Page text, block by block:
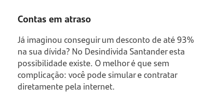
Contas em atraso
Já imaginou conseguir um desconto de até 93%
na sua dívida? No Desindivida Santander esta
possibilidade existe. O melhor é que sem
complicação: você pode simular e contratar
diretamente pela internet.